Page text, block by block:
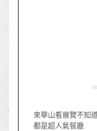
來華山看展覽不知
都是超人氣餐廳